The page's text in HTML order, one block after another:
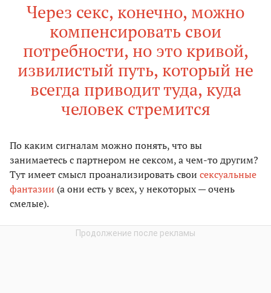
Через секс, конечно, можно
компенсировать свои
потребности, но это кривой,
извилистый путь, который не
всегда приводит туда, куда
человек стремится
По каким сигналам можно понять, что вы
занимаетесь с партнером не сексом, а чем-то другим?
Тут имеет смысл проанализировать свои сексуальные
фантазии (а они есть у всех, у некоторых — очень
смелые).